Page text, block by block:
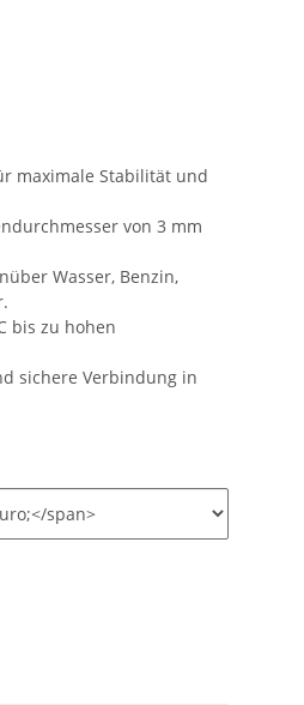
maximale Stabilität und
von 3 mm
Wasser, Benzin,
bis zu hohen
sichere Verbindung in